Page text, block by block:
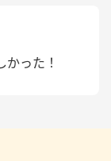
った！